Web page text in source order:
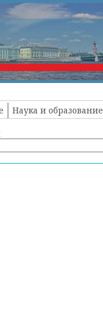
Наука и образование